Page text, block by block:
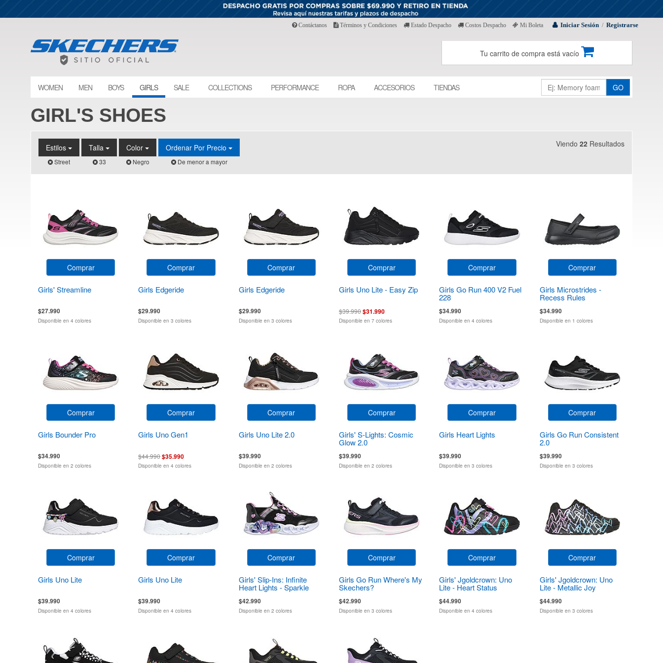
Iniciar Sesión / Registrarse
Contáctanos Términos y Condiciones Estado Despacho Costos Despacho Mi Boleta
Tu carrito de compra está vacío
WOMEN MEN BOYS GIRLS SALE COLLECTIONS PERFORMANCE ROPA ACCESORIOS TIENDAS GO
GIRL'S SHOES
Estilos
Street
Talla
33
Color
Negro
Ordenar Por Precio
De menor a mayor
Viendo 22 Resultados
Comprar
Girls' Streamline
$27.990
Disponible en 4 colores
Comprar
Girls Edgeride
$29.990
Disponible en 3 colores
Comprar
Girls Edgeride
$29.990
Disponible en 3 colores
Comprar
Girls Uno Lite - Easy Zip
$39.990$31.990
Disponible en 7 colores
Comprar
Girls Go Run 400 V2 Fuel
228
$34.990
Disponible en 4 colores
Comprar
Girls Microstrides -
Recess Rules
$34.990
Disponible en 1 colores
Comprar
Girls Bounder Pro
$34.990
Disponible en 2 colores
Comprar
Girls Uno Gen1
$44.990$35.990
Disponible en 4 colores
Comprar
Girls Uno Lite 2.0
$39.990
Disponible en 2 colores
Comprar
Girls' S-Lights: Cosmic
Glow 2.0
$39.990
Disponible en 2 colores
Comprar
Girls Heart Lights
$39.990
Disponible en 3 colores
Comprar
Girls Go Run Consistent
2.0
$39.990
Disponible en 3 colores
Comprar
Girls Uno Lite
$39.990
Disponible en 4 colores
Comprar
Girls Uno Lite
$39.990
Disponible en 4 colores
Comprar
Girls' Slip-Ins: Infinite
Heart Lights - Sparkle
$42.990
Disponible en 2 colores
Comprar
Girls Go Run Where's My
Skechers?
$42.990
Disponible en 3 colores
Comprar
Girls' Jgoldcrown: Uno
Lite - Heart Status
$44.990
Disponible en 4 colores
Comprar
Girls' Jgoldcrown: Uno
Lite - Metallic Joy
$44.990
Disponible en 3 colores